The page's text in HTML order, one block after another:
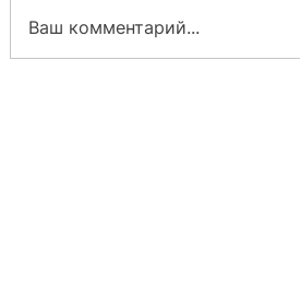
Ваш комментарий...